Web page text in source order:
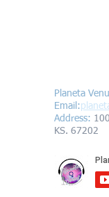
Planeta
Email:
Address:
KS. 67202